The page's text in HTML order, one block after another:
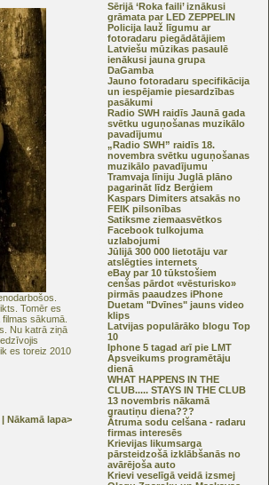
Tomēr es
sākumā.
Nu katrā ziņā
es toreiz 2010
| Nākamā lapa>
Sērijā ‘Roka faili’ iznākusi
grāmata par LED ZEPPELIN
Policija lauž līgumu ar
fotoradaru piegādātājiem
Latviešu mūzikas pasaulē
ienākusi jauna grupa
DaGamba
Jauno fotoradaru specifikācija
un iespējamie piesardzības
pasākumi
Radio SWH raidīs Jaunā gada
svētku uguņošanas muzikālo
pavadījumu
„Radio SWH” raidīs 18.
novembra svētku uguņošanas
muzikālo pavadījumu
Tramvaja līniju Juglā plāno
pagarināt līdz Berģiem
Kaspars Dimiters atsakās no
FEIK pilsonības
Satiksme ziemaasvētkos
Facebook tulkojuma
uzlabojumi
Jūlijā 300 000 lietotāju var
atslēgties internets
eBay par 10 tūkstošiem
cenšas pārdot «vēsturisko»
pirmās paaudzes iPhone
Duetam "Dvīnes" jauns video
klips
Latvijas populārāko blogu Top
10
Iphone 5 tagad arī pie LMT
Apsveikums programētāju
dienā
WHAT HAPPENS IN THE
CLUB..... STAYS IN THE CLUB
13 novembris nākamā
grautiņu diena???
Ātruma sodu celšana - radaru
firmas interesēs
Krievijas likumsarga
pārsteidzošā izklābšanās no
avārējoša auto
Krievi veselīgā veidā izsmej